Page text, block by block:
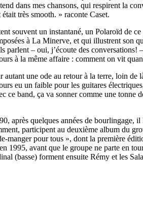
dans mes chansons, qui respirent la
très smooth. » raconte Caset.
souvent un instantané, un Polaroïd de
à La Minerve, et qui illustrent son
parlent – oui, j’écoute des
à la même affaire : comment on vit
autant une ode au retour à la terre, loin
eu un faible pour les guitares
ce band, ça va sonner comme une tonne
après quelques années de
participent au deuxième album du
manger pour tous », dont la première
1995, avant que le groupe ne parte en
(basse) forment ensuite Rémy et les